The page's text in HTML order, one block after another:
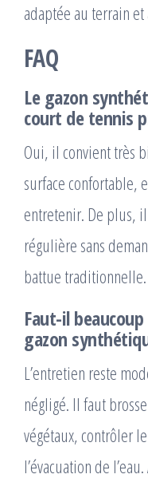
adaptée au terrain
FAQ
Le gazon
court de tennis
Oui, il convient très
surface confortable,
entretenir. De plus,
régulière sans
battue traditionnelle.
Faut-il
gazon
L’entretien reste
négligé. Il faut
végétaux, contrôler
l’évacuation de